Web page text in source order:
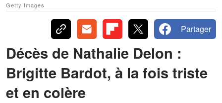
Getty Images
Partager
Décès de Nathalie Delon :
Brigitte Bardot, à la fois triste
et en colère